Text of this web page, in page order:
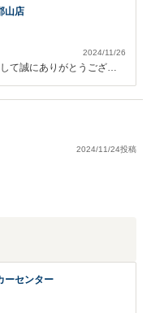
山店
2024/11/26
謝しております。弊社では
ち寄りください。 今後
2024/11/24投稿
ーセンター